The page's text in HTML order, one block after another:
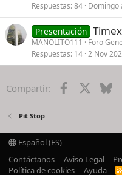
Respuestas 84 Domingo
Presentación
MANOLITO111
Foro
Respuestas 14 2 Nov
Compartir: Facebook
Pit Stop
Español (ES)
Contáctanos
Aviso Legal
Política de cookies
Ayuda